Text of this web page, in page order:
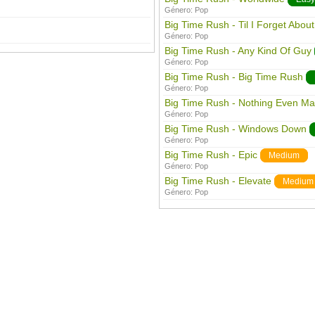
Género: Pop
Big Time Rush - Til I Forget
Género: Pop
Big Time Rush - Any Kind Of Guy
Género: Pop
Big Time Rush - Big Time Rush
Género: Pop
Big Time Rush - Nothing Even
Género: Pop
Big Time Rush - Windows Down
Género: Pop
Big Time Rush - Epic Medium
Género: Pop
Big Time Rush - Elevate Medium
Género: Pop